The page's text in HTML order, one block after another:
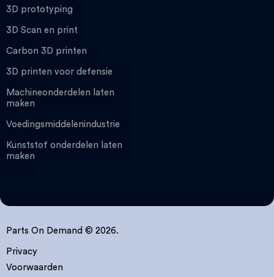
3D prototyping
3D Scan en print
Carbon 3D printen
3D printen voor defensie
Machineonderdelen laten
maken
Voedingsmiddelenindustrie
Kunststof onderdelen laten
maken
Parts On Demand © 2026.
Privacy
Voorwaarden